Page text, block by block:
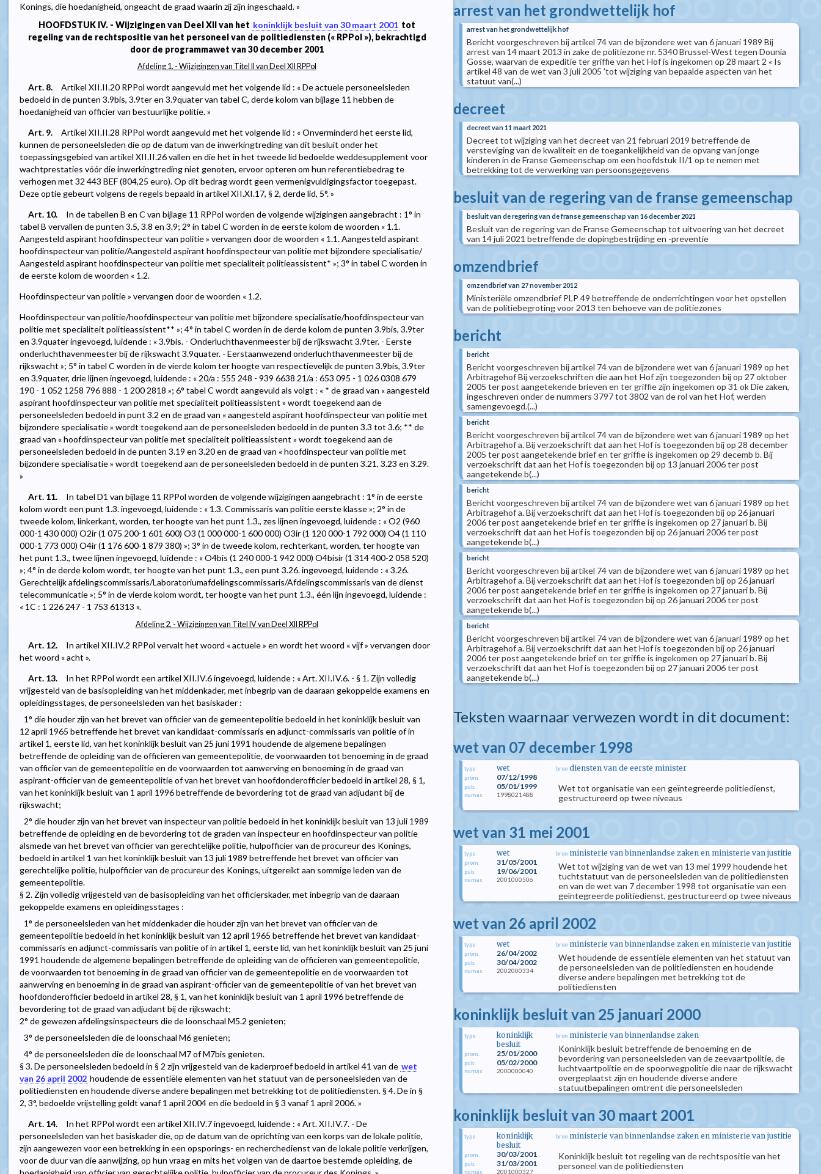
Konings, die hoedanigheid, ongeacht de graad waarin zij zijn ingeschaald. »
HOOFDSTUK IV. - Wijzigingen van Deel XII van het koninklijk besluit van 30 maart 2001 tot
regeling van de rechtspositie van het personeel van de politiediensten (« RPPol »), bekrachtigd
door de programmawet van 30 december 2001
Afdeling 1. - Wijzigingen van Titel II van Deel XII RPPol
Art. 8.
Artikel XII.II.20 RPPol wordt aangevuld met het volgende lid : « De actuele personeelsleden
bedoeld in de punten 3.9bis, 3.9ter en 3.9quater van tabel C, derde kolom van bijlage 11 hebben de
hoedanigheid van officier van bestuurlijke politie. »
Art. 9.
Artikel XII.II.28 RPPol wordt aangevuld met het volgende lid : « Onverminderd het eerste lid,
kunnen de personeelsleden die op de datum van de inwerkingtreding van dit besluit onder het
toepassingsgebied van artikel XII.II.26 vallen en die het in het tweede lid bedoelde weddesupplement voor
wachtprestaties vóór die inwerkingtreding niet genoten, ervoor opteren om hun referentiebedrag te
verhogen met 32 443 BEF (804,25 euro). Op dit bedrag wordt geen vermenigvuldigingsfactor toegepast.
Deze optie gebeurt volgens de regels bepaald in artikel XII.XI.17, § 2, derde lid, 5°. »
Art. 10.
In de tabellen B en C van bijlage 11 RPPol worden de volgende wijzigingen aangebracht : 1° in
tabel B vervallen de punten 3.5, 3.8 en 3.9; 2° in tabel C worden in de eerste kolom de woorden « 1.1.
Aangesteld aspirant hoofdinspecteur van politie » vervangen door de woorden « 1.1. Aangesteld aspirant
hoofdinspecteur van politie/Aangesteld aspirant hoofdinspecteur van politie met bijzondere specialisatie/
Aangesteld aspirant hoofdinspecteur van politie met specialiteit politieassistent* »; 3° in tabel C worden in
de eerste kolom de woorden « 1.2.
Hoofdinspecteur van politie » vervangen door de woorden « 1.2.
Hoofdinspecteur van politie/hoofdinspecteur van politie met bijzondere specialisatie/hoofdinspecteur van
politie met specialiteit politieassistent** »; 4° in tabel C worden in de derde kolom de punten 3.9bis, 3.9ter
en 3.9quater ingevoegd, luidende : « 3.9bis. - Onderluchthavenmeester bij de rijkswacht 3.9ter. - Eerste
onderluchthavenmeester bij de rijkswacht 3.9quater. - Eerstaanwezend onderluchthavenmeester bij de
rijkswacht »; 5° in tabel C worden in de vierde kolom ter hoogte van respectievelijk de punten 3.9bis, 3.9ter
en 3.9quater, drie lijnen ingevoegd, luidende : « 20/a : 555 248 - 939 6638 21/a : 653 095 - 1 026 0308 679
190 - 1 052 1258 796 888 - 1 200 2818 »; 6° tabel C wordt aangevuld als volgt : « * de graad van « aangesteld
aspirant hoofdinspecteur van politie met specialiteit politieassistent » wordt toegekend aan de
personeelsleden bedoeld in punt 3.2 en de graad van « aangesteld aspirant hoofdinspecteur van politie met
bijzondere specialisatie » wordt toegekend aan de personeelsleden bedoeld in de punten 3.3 tot 3.6; ** de
graad van « hoofdinspecteur van politie met specialiteit politieassistent » wordt toegekend aan de
personeelsleden bedoeld in de punten 3.19 en 3.20 en de graad van « hoofdinspecteur van politie met
bijzondere specialisatie » wordt toegekend aan de personeelsleden bedoeld in de punten 3.21, 3.23 en 3.29.
»
Art. 11.
In tabel D1 van bijlage 11 RPPol worden de volgende wijzigingen aangebracht : 1° in de eerste
kolom wordt een punt 1.3. ingevoegd, luidende : « 1.3. Commissaris van politie eerste klasse »; 2° in de
tweede kolom, linkerkant, worden, ter hoogte van het punt 1.3., zes lijnen ingevoegd, luidende : « O2 (960
000-1 430 000) O2ir (1 075 200-1 601 600) O3 (1 000 000-1 600 000) O3ir (1 120 000-1 792 000) O4 (1 110
000-1 773 000) O4ir (1 176 600-1 879 380) »; 3° in de tweede kolom, rechterkant, worden, ter hoogte van
het punt 1.3., twee lijnen ingevoegd, luidende : « O4bis (1 240 000-1 942 000) O4bisir (1 314 400-2 058 520)
»; 4° in de derde kolom wordt, ter hoogte van het punt 1.3., een punt 3.26. ingevoegd, luidende : « 3.26.
Gerechtelijk afdelingscommissaris/Laboratoriumafdelingscommissaris/Afdelingscommissaris van de dienst
telecommunicatie »; 5° in de vierde kolom wordt, ter hoogte van het punt 1.3., één lijn ingevoegd, luidende :
« 1C : 1 226 247 - 1 753 61313 ».
Afdeling 2. - Wijzigingen van Titel IV van Deel XII RPPol
Art. 12.
In artikel XII.IV.2 RPPol vervalt het woord « actuele » en wordt het woord « vijf » vervangen door
het woord « acht ».
Art. 13.
In het RPPol wordt een artikel XII.IV.6 ingevoegd, luidende : « Art. XII.IV.6. - § 1. Zijn volledig
vrijgesteld van de basisopleiding van het middenkader, met inbegrip van de daaraan gekoppelde examens en
opleidingsstages, de personeelsleden van het basiskader :
1° die houder zijn van het brevet van officier van de gemeentepolitie bedoeld in het koninklijk besluit van
12 april 1965 betreffende het brevet van kandidaat-commissaris en adjunct-commissaris van politie of in
artikel 1, eerste lid, van het koninklijk besluit van 25 juni 1991 houdende de algemene bepalingen
betreffende de opleiding van de officieren van gemeentepolitie, de voorwaarden tot benoeming in de graad
van officier van de gemeentepolitie en de voorwaarden tot aanwerving en benoeming in de graad van
aspirant-officier van de gemeentepolitie of van het brevet van hoofdonderofficier bedoeld in artikel 28, § 1,
van het koninklijk besluit van 1 april 1996 betreffende de bevordering tot de graad van adjudant bij de
rijkswacht;
2° die houder zijn van het brevet van inspecteur van politie bedoeld in het koninklijk besluit van 13 juli 1989
betreffende de opleiding en de bevordering tot de graden van inspecteur en hoofdinspecteur van politie
alsmede van het brevet van officier van gerechtelijke politie, hulpofficier van de procureur des Konings,
bedoeld in artikel 1 van het koninklijk besluit van 13 juli 1989 betreffende het brevet van officier van
gerechtelijke politie, hulpofficier van de procureur des Konings, uitgereikt aan sommige leden van de
gemeentepolitie.
§ 2. Zijn volledig vrijgesteld van de basisopleiding van het officierskader, met inbegrip van de daaraan
gekoppelde examens en opleidingsstages :
1° de personeelsleden van het middenkader die houder zijn van het brevet van officier van de
gemeentepolitie bedoeld in het koninklijk besluit van 12 april 1965 betreffende het brevet van kandidaat-
commissaris en adjunct-commissaris van politie of in artikel 1, eerste lid, van het koninklijk besluit van 25 juni
1991 houdende de algemene bepalingen betreffende de opleiding van de officieren van gemeentepolitie,
de voorwaarden tot benoeming in de graad van officier van de gemeentepolitie en de voorwaarden tot
aanwerving en benoeming in de graad van aspirant-officier van de gemeentepolitie of van het brevet van
hoofdonderofficier bedoeld in artikel 28, § 1, van het koninklijk besluit van 1 april 1996 betreffende de
bevordering tot de graad van adjudant bij de rijkswacht;
2° de gewezen afdelingsinspecteurs die de loonschaal M5.2 genieten;
3° de personeelsleden die de loonschaal M6 genieten;
4° de personeelsleden die de loonschaal M7 of M7bis genieten.
§ 3. De personeelsleden bedoeld in § 2 zijn vrijgesteld van de kaderproef bedoeld in artikel 41 van de wet
van 26 april 2002 houdende de essentiële elementen van het statuut van de personeelsleden van de
politiediensten en houdende diverse andere bepalingen met betrekking tot de politiediensten. § 4. De in §
2, 3°, bedoelde vrijstelling geldt vanaf 1 april 2004 en die bedoeld in § 3 vanaf 1 april 2006. »
Art. 14.
In het RPPol wordt een artikel XII.IV.7 ingevoegd, luidende : « Art. XII.IV.7. - De
personeelsleden van het basiskader die, op de datum van de oprichting van een korps van de lokale politie,
zijn aangewezen voor een betrekking in een opsporings- en recherchedienst van de lokale politie verkrijgen,
voor de duur van die aanwijzing, op hun vraag en mits het volgen van de daartoe bestemde opleiding, de
arrest van het grondwettelijk hof
arrest van het grondwettelijk hof
Bericht voorgeschreven bij artikel 74 van de bijzondere wet van 6 januari 1989 Bij
arrest van 14 maart 2013 in zake de politiezone nr. 5340 Brussel-West tegen Dounia
Gosse, waarvan de expeditie ter griffie van het Hof is ingekomen op 28 maart 2 « Is
artikel 48 van de wet van 3 juli 2005 'tot wijziging van bepaalde aspecten van het
statuut van(...)
decreet
decreet van 11 maart 2021
Decreet tot wijziging van het decreet van 21 februari 2019 betreffende de
versteviging van de kwaliteit en de toegankelijkheid van de opvang van jonge
kinderen in de Franse Gemeenschap om een hoofdstuk II/1 op te nemen met
betrekking tot de verwerking van persoonsgegevens
besluit van de regering van de franse gemeenschap
besluit van de regering van de franse gemeenschap van 16 december 2021
Besluit van de regering van de Franse Gemeenschap tot uitvoering van het decreet
van 14 juli 2021 betreffende de dopingbestrijding en -preventie
omzendbrief
omzendbrief van 27 november 2012
Ministeriële omzendbrief PLP 49 betreffende de onderrichtingen voor het opstellen
van de politiebegroting voor 2013 ten behoeve van de politiezones
bericht
bericht
Bericht voorgeschreven bij artikel 74 van de bijzondere wet van 6 januari 1989 op het
Arbitragehof Bij verzoekschriften die aan het Hof zijn toegezonden bij op 27 oktober
2005 ter post aangetekende brieven en ter griffie zijn ingekomen op 31 ok Die zaken,
ingeschreven onder de nummers 3797 tot 3802 van de rol van het Hof, werden
samengevoegd.(...)
bericht
Bericht voorgeschreven bij artikel 74 van de bijzondere wet van 6 januari 1989 op het
Arbitragehof a. Bij verzoekschrift dat aan het Hof is toegezonden bij op 28 december
2005 ter post aangetekende brief en ter griffie is ingekomen op 29 decemb b. Bij
verzoekschrift dat aan het Hof is toegezonden bij op 13 januari 2006 ter post
aangetekende b(...)
bericht
Bericht voorgeschreven bij artikel 74 van de bijzondere wet van 6 januari 1989 op het
Arbitragehof a. Bij verzoekschrift dat aan het Hof is toegezonden bij op 26 januari
2006 ter post aangetekende brief en ter griffie is ingekomen op 27 januari b. Bij
verzoekschrift dat aan het Hof is toegezonden bij op 26 januari 2006 ter post
aangetekende b(...)
bericht
Bericht voorgeschreven bij artikel 74 van de bijzondere wet van 6 januari 1989 op het
Arbitragehof a. Bij verzoekschrift dat aan het Hof is toegezonden bij op 26 januari
2006 ter post aangetekende brief en ter griffie is ingekomen op 27 januari b. Bij
verzoekschrift dat aan het Hof is toegezonden bij op 26 januari 2006 ter post
aangetekende b(...)
bericht
Bericht voorgeschreven bij artikel 74 van de bijzondere wet van 6 januari 1989 op het
Arbitragehof a. Bij verzoekschrift dat aan het Hof is toegezonden bij op 26 januari
2006 ter post aangetekende brief en ter griffie is ingekomen op 27 januari b. Bij
verzoekschrift dat aan het Hof is toegezonden bij op 27 januari 2006 ter post
aangetekende b(...)
Teksten waarnaar verwezen wordt in dit document:
wet van 07 december 1998
type wet
prom. 07/12/1998
pub. 05/01/1999
numac 1998021488
bron diensten van de eerste minister
Wet tot organisatie van een geïntegreerde politiedienst,
gestructureerd op twee niveaus
wet van 31 mei 2001
type wet
prom. 31/05/2001
pub. 19/06/2001
numac 2001000506
bron ministerie van binnenlandse zaken en ministerie van justitie
Wet tot wijziging van de wet van 13 mei 1999 houdende het
tuchtstatuut van de personeelsleden van de politiediensten
en van de wet van 7 december 1998 tot organisatie van een
geïntegreerde politiedienst, gestructureerd op twee niveaus
wet van 26 april 2002
type wet
prom. 26/04/2002
pub. 30/04/2002
numac 2002000334
bron ministerie van binnenlandse zaken en ministerie van justitie
Wet houdende de essentiële elementen van het statuut van
de personeelsleden van de politiediensten en houdende
diverse andere bepalingen met betrekking tot de
politiediensten
koninklijk besluit van 25 januari 2000
type
koninklijk
besluit
prom. 25/01/2000
pub. 05/02/2000
numac 2000000040
bron ministerie van binnenlandse zaken
Koninklijk besluit betreffende de benoeming en de
bevordering van personeelsleden van de zeevaartpolitie, de
luchtvaartpolitie en de spoorwegpolitie die naar de rijkswacht
overgeplaatst zijn en houdende diverse andere
statuutbepalingen omtrent die personeelsleden
koninklijk besluit van 30 maart 2001
type
koninklijk
besluit
prom. 30/03/2001
pub. 31/03/2001
numac 2001000327
bron ministerie van binnenlandse zaken en ministerie van justitie
Koninklijk besluit tot regeling van de rechtspositie van het
personeel van de politiediensten